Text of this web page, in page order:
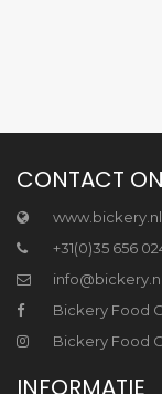
CONTACT
www.bickery.nl
+31(0)35 656
info@bickery.nl
Bickery Food
Bickery Food
INFORMATIE